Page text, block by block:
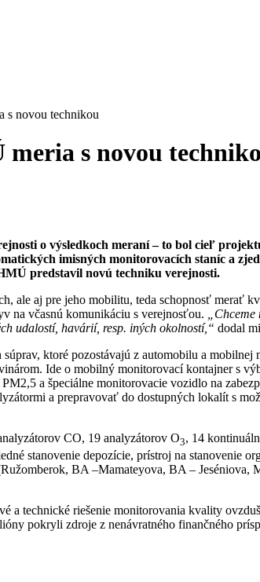
s novou technikou
s novou
o výsledkoch meraní – to bol cieľ
imisných monitorovacích staníc a
predstavil novú techniku verejnosti.
ale aj pre jeho mobilitu, teda schopnosť merať
na včasnú komunikáciu s verejnosťou.
udalostí, havárií, resp. iných okolností,“ dodal
ktoré pozostávajú z automobilu a mobilnej
Ide o mobilný monitorovací kontajner s
a špeciálne monitorovacie vozidlo na
a prepravovať do dostupných lokalít s
CO, 19 analyzátorov O3, 14
stanovenie depozície, prístroj na stanovenie
BA –Mamateyova, BA –
a technické riešenie monitorovania kvality
pokryli zdroje z nenávratného finančného